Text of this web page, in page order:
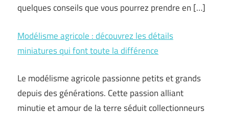
quelques conseils que vous pourrez prendre en […]
Modélisme agricole : découvrez les détails
miniatures qui font toute la différence
Le modélisme agricole passionne petits et grands
depuis des générations. Cette passion alliant
minutie et amour de la terre séduit collectionneurs